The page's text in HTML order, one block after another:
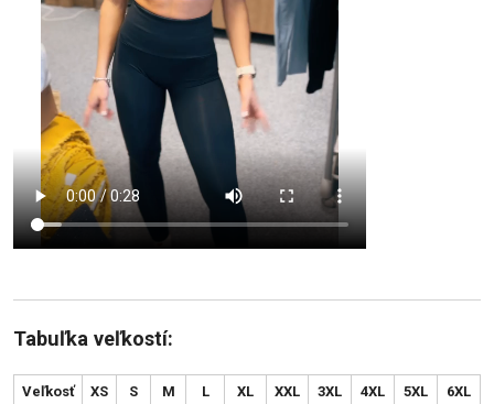
Tabuľka veľkostí:
Veľkosť XS S M L XL XXL 3XL 4XL 5XL 6XL